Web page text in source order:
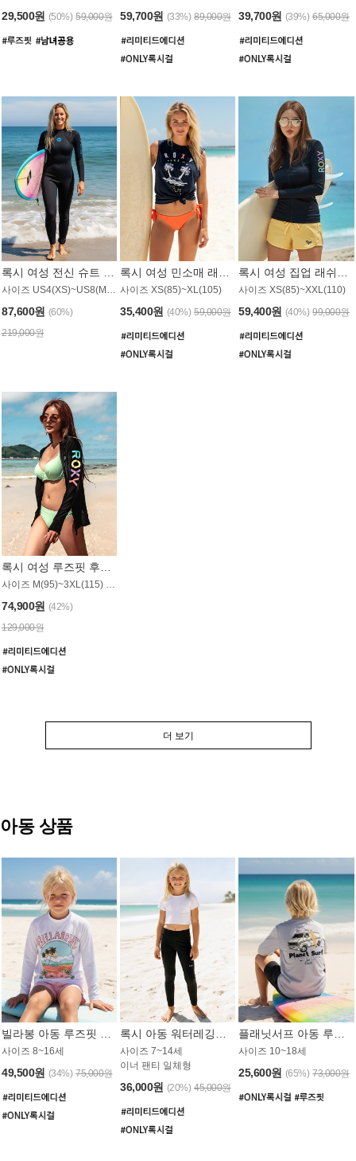
29,500원 (50%) 59,000원 59,700원 (33%) 89,000원 39,700원 (39%) 65,000원
87,600원 (60%)
219,000원
사이즈 XS(85)~XL(105)
35,400원 (40%) 59,000원
사이즈 XS(85)~XXL(110)
59,400원 (40%) 99,000원
록시 여성 루즈핏 후드 래쉬가드 WT900BRX
사이즈 M(95)~3XL(115) / 롱기장 타입
74,900원 (42%)
129,000원
더 보기
아동 상품
사이즈 8~16세
49,500원 (34%) 75,000원
사이즈 7~14세
이너 팬티 일체형
36,000원 (20%) 45,000원
사이즈 10~18세
25,600원 (65%) 73,000원